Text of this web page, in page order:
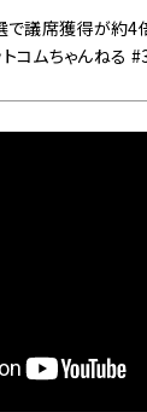
で議席獲得が約4
コムちゃんねる